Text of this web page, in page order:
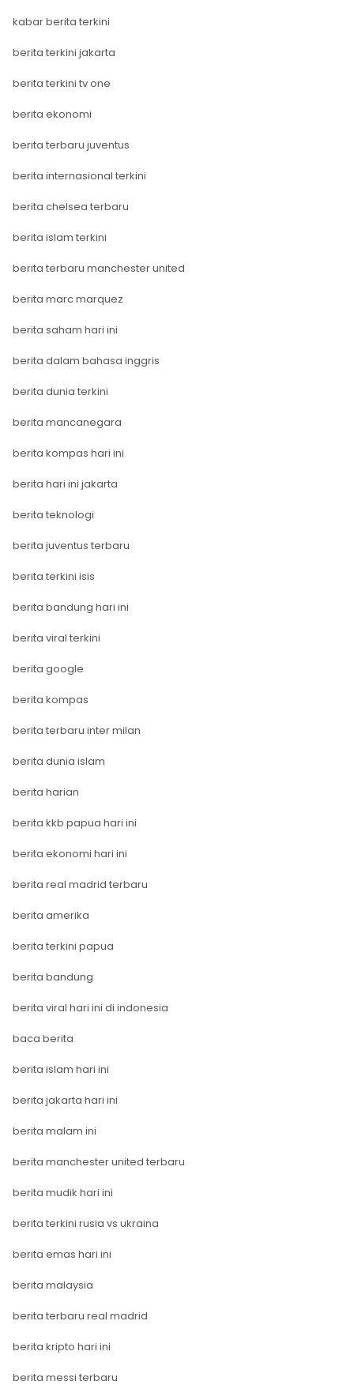
kabar berita terkini
berita terkini jakarta
berita terkini tv one
berita ekonomi
berita terbaru juventus
berita internasional terkini
berita chelsea terbaru
berita islam terkini
berita terbaru manchester united
berita marc marquez
berita saham hari ini
berita dalam bahasa inggris
berita dunia terkini
berita mancanegara
berita kompas hari ini
berita hari ini jakarta
berita teknologi
berita juventus terbaru
berita terkini isis
berita bandung hari ini
berita viral terkini
berita google
berita kompas
berita terbaru inter milan
berita dunia islam
berita harian
berita kkb papua hari ini
berita ekonomi hari ini
berita real madrid terbaru
berita amerika
berita terkini papua
berita bandung
berita viral hari ini di indonesia
baca berita
berita islam hari ini
berita jakarta hari ini
berita malam ini
berita manchester united terbaru
berita mudik hari ini
berita terkini rusia vs ukraina
berita emas hari ini
berita malaysia
berita terbaru real madrid
berita kripto hari ini
berita messi terbaru